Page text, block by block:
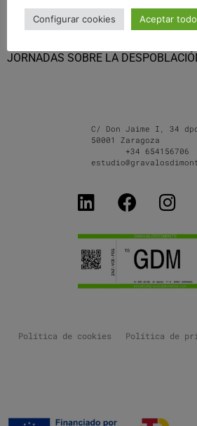
JORNADAS SOBRE LA
C/ Don Jaime I, 34
50001 Zaragoza
+34 654156706
Política de cookies Política de
Configurar cookies Aceptar todo